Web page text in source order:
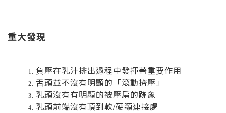
重大發現
負壓在乳汁排出過程中發揮著重要作用
舌頭並不沒有明顯的「滾動擠壓」
乳頭沒有有明顯的被壓扁的跡象
乳頭前端沒有頂到軟/硬顎連接處